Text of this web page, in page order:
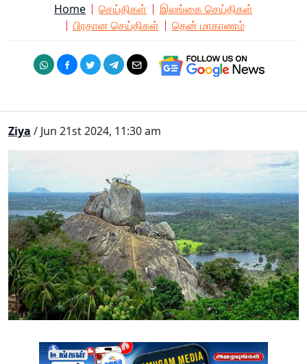
Home செய்திகள்
இலங்கை செய்திகள்
பிரதான செய்திகள்
தென் மாகாணம்
Ziya / Jun 21st 2024, 11:30 am